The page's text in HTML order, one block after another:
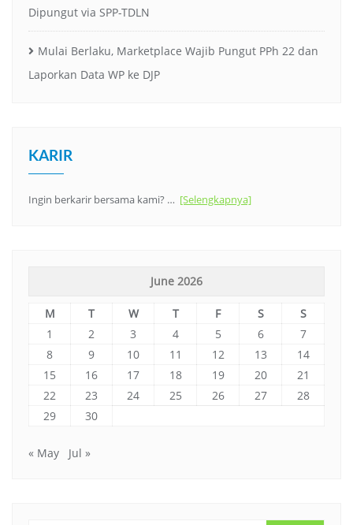
Dipungut via SPP-TDLN
Mulai Berlaku, Marketplace Wajib Pungut PPh 22 dan
Laporkan Data WP ke DJP
KARIR
Ingin berkarir bersama kami? … [Selengkapnya]
June 2026
M T W T F S
S
1
2 3 4 5 6
7
8
9 10 11 12 13
14
15
16 17 18 19 20
21
22
23 24 25 26 27
28
29
30
« May Jul »